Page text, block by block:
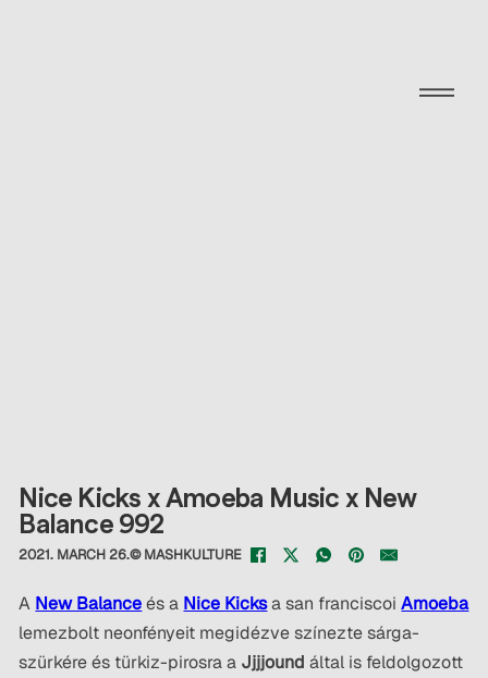
Nice Kicks x Amoeba Music x New
Balance 992
2021. MARCH 26.© MASHKULTURE
A New Balanceés a Nice Kicksa san franciscoiAmoeba
lemezbolt neonfényeit megidézve színezte sárga-
szürkére és türkiz-pirosra a Jjjjound által is feldolgozott